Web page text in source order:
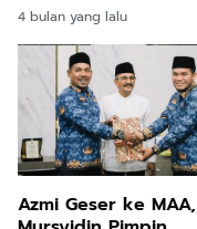
Perikanan
4 bulan yang lalu
Azmi Geser ke MAA,